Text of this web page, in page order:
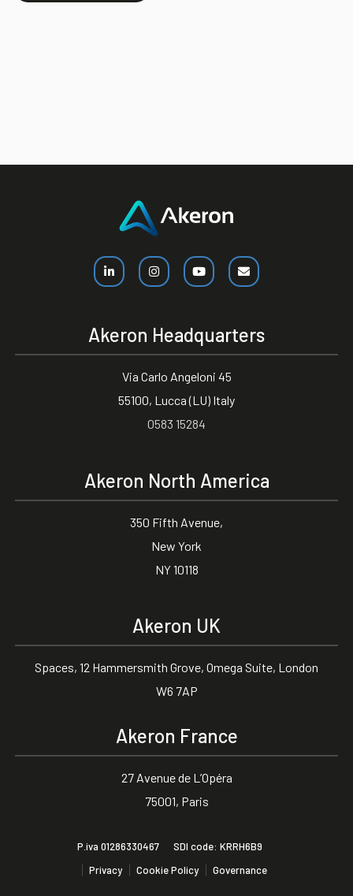
Akeron Headquarters
Via Carlo Angeloni 45
55100, Lucca (LU) Italy
0583 15284
Akeron North America
350 Fifth Avenue,
New York
NY 10118
Akeron UK
Spaces, 12 Hammersmith Grove, Omega Suite, London
W6 7AP
Akeron France
27 Avenue de L’Opéra
75001, Paris
P.iva 01286330467
SDI code: KRRH6B9
Privacy
Cookie Policy Governance